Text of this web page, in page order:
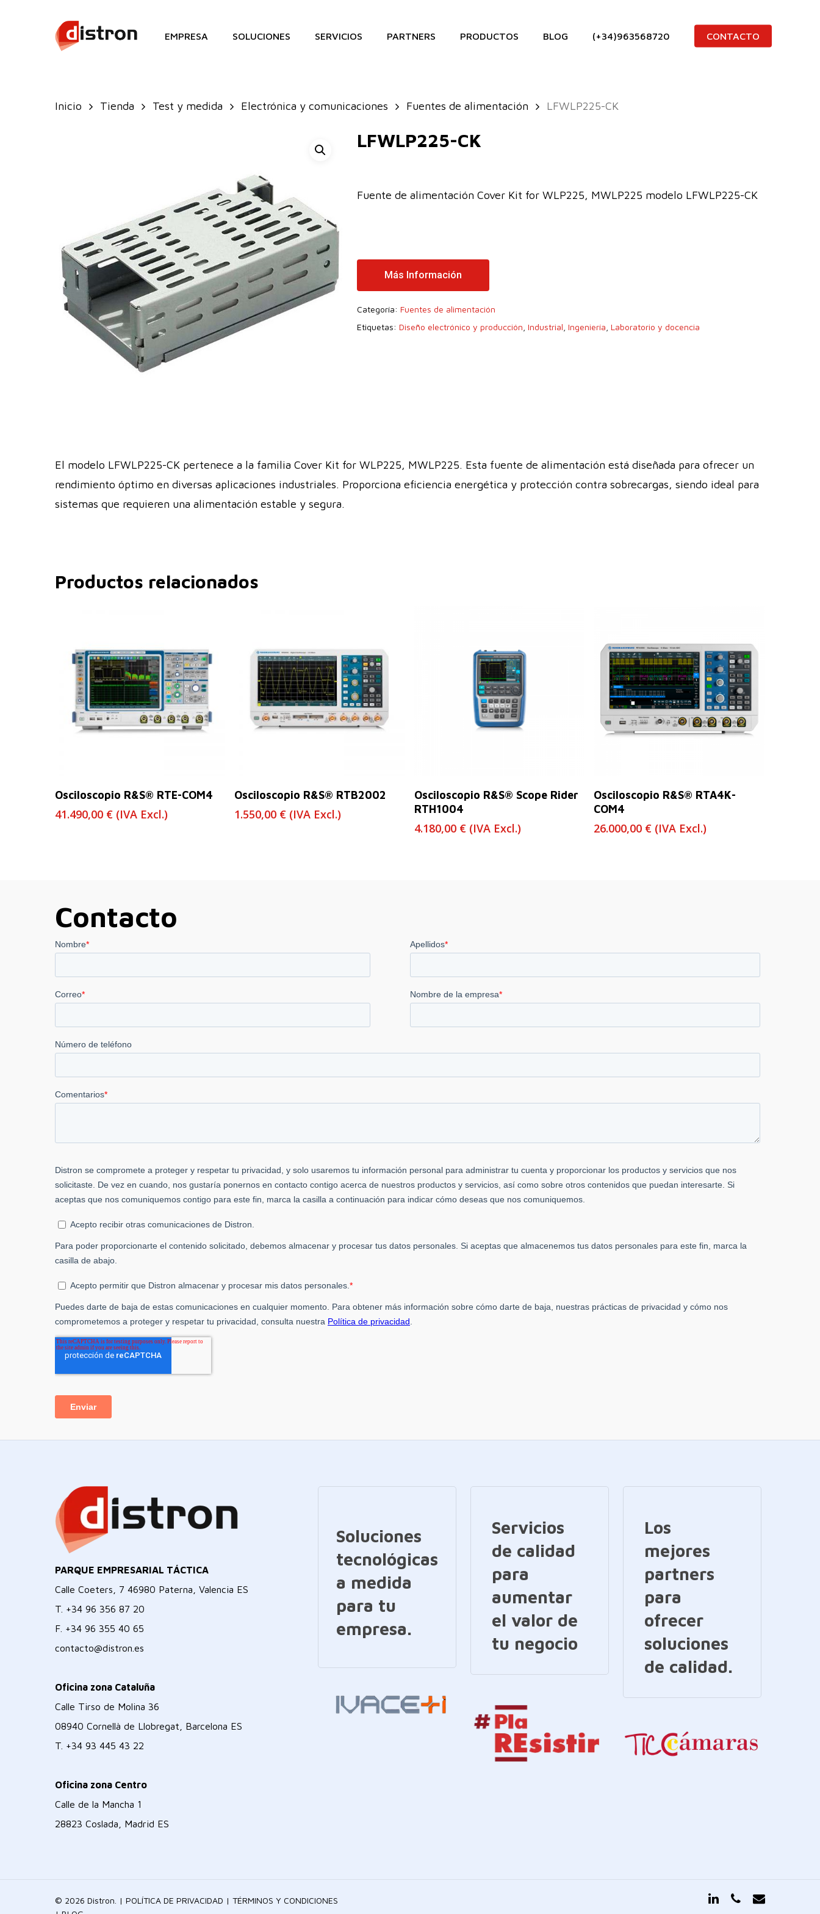
EMPRESA SOLUCIONES SERVICIOS PARTNERS PRODUCTOS BLOG (+34)963568720 CONTACTO
Inicio Tienda Test y medida Electrónica y comunicaciones Fuentes de alimentación LFWLP225-CK
LFWLP225-CK
Fuente de alimentación Cover Kit for WLP225, MWLP225 modelo LFWLP225-CK
Más Información
Categoría: Fuentes de alimentación
Etiquetas: Diseño electrónico y producción Industrial Ingeniería Laboratorio y docencia
El modelo LFWLP225-CK pertenece a la familia Cover Kit for WLP225, MWLP225. Esta fuente de alimentación está diseñada para ofrecer un
rendimiento óptimo en diversas aplicaciones industriales. Proporciona eficiencia energética y protección contra sobrecargas, siendo ideal para
sistemas que requieren una alimentación estable y segura.
Productos relacionados
Leer Más
Osciloscopio R&S® RTE-COM4
41.490,00 € (IVA Excl.)
Leer Más
Osciloscopio R&S® RTB2002
1.550,00 € (IVA Excl.)
Leer Más
Osciloscopio R&S® Scope Rider
RTH1004
4.180,00 € (IVA Excl.)
Leer Más
Osciloscopio R&S® RTA4K-
COM4
26.000,00 € (IVA Excl.)
Contacto
PARQUE EMPRESARIAL TÁCTICA
Calle Coeters, 7 46980 Paterna, Valencia ES
T. +34 96 356 87 20
F. +34 96 355 40 65
contacto@distron.es
Oficina zona Cataluña
Calle Tirso de Molina 36
08940 Cornellà de Llobregat, Barcelona ES
T. +34 93 445 43 22
Oficina zona Centro
Calle de la Mancha 1
28823 Coslada, Madrid ES
Soluciones
tecnológicas
a medida
para tu
empresa.
Servicios
de calidad
para
aumentar
el valor de
tu negocio
Los
mejores
partners
para
ofrecer
soluciones
de calidad.
© 2026 Distron. | POLÍTICA DE PRIVACIDAD | TÉRMINOS Y CONDICIONES
linkedinphoneemail